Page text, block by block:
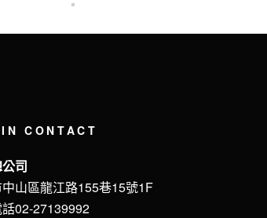
CONTACT
司
山區龍江路155巷15號1F
02-27139992